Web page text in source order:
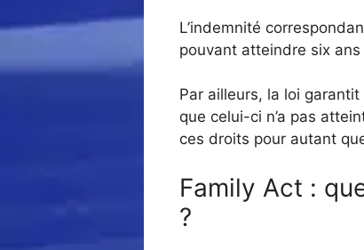
L’indemnité
pouvant atteindre six ans
Par ailleurs, la loi garantit
que celui-ci n’a pas
ces droits pour autant
Family Act :
?